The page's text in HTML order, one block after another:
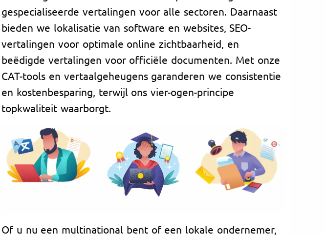
gespecialiseerde vertalingen voor alle sectoren. Daarnaast
bieden we lokalisatie van software en websites, SEO-
vertalingen voor optimale online zichtbaarheid, en
beëdigde vertalingen voor officiële documenten. Met onze
CAT-tools en vertaalgeheugens garanderen we consistentie
en kostenbesparing, terwijl ons vier-ogen-principe
topkwaliteit waarborgt.
Of u nu een multinational bent of een lokale ondernemer,